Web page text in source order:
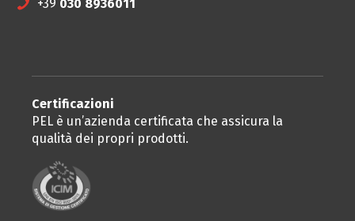
+39 030 8936011
Certificazioni
PEL è un’azienda certificata che assicura la
qualità dei propri prodotti.